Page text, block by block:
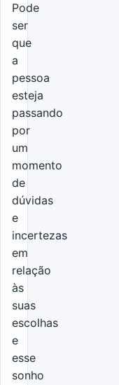
Pode
ser
que
a
pessoa
esteja
passando
por
um
momento
de
dúvidas
e
incertezas
em
relação
às
suas
escolhas
e
esse
sonho